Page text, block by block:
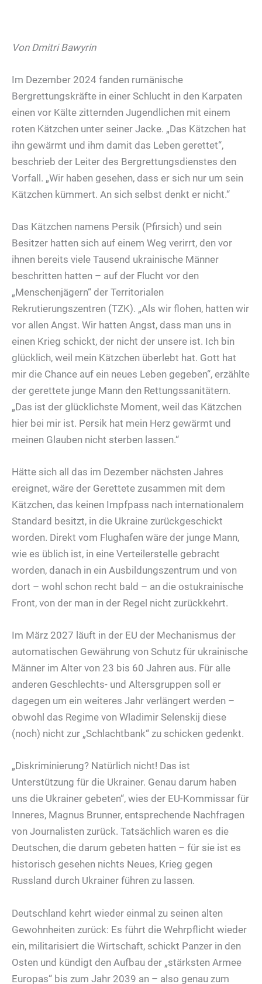
Von Dmitri Bawyrin
Im Dezember 2024 fanden rumänische
Bergrettungskräfte in einer Schlucht in den Karpaten
einen vor Kälte zitternden Jugendlichen mit einem
roten Kätzchen unter seiner Jacke. „Das Kätzchen hat
ihn gewärmt und ihm damit das Leben gerettet“,
beschrieb der Leiter des Bergrettungsdienstes den
Vorfall. „Wir haben gesehen, dass er sich nur um sein
Kätzchen kümmert. An sich selbst denkt er nicht.“
Das Kätzchen namens Persik (Pfirsich) und sein
Besitzer hatten sich auf einem Weg verirrt, den vor
ihnen bereits viele Tausend ukrainische Männer
beschritten hatten – auf der Flucht vor den
„Menschenjägern“ der Territorialen
Rekrutierungszentren (TZK). „Als wir flohen, hatten wir
vor allen Angst. Wir hatten Angst, dass man uns in
einen Krieg schickt, der nicht der unsere ist. Ich bin
glücklich, weil mein Kätzchen überlebt hat. Gott hat
mir die Chance auf ein neues Leben gegeben“, erzählte
der gerettete junge Mann den Rettungssanitätern.
„Das ist der glücklichste Moment, weil das Kätzchen
hier bei mir ist. Persik hat mein Herz gewärmt und
meinen Glauben nicht sterben lassen.“
Hätte sich all das im Dezember nächsten Jahres
ereignet, wäre der Gerettete zusammen mit dem
Kätzchen, das keinen Impfpass nach internationalem
Standard besitzt, in die Ukraine zurückgeschickt
worden. Direkt vom Flughafen wäre der junge Mann,
wie es üblich ist, in eine Verteilerstelle gebracht
worden, danach in ein Ausbildungszentrum und von
dort – wohl schon recht bald – an die ostukrainische
Front, von der man in der Regel nicht zurückkehrt.
Im März 2027 läuft in der EU der Mechanismus der
automatischen Gewährung von Schutz für ukrainische
Männer im Alter von 23 bis 60 Jahren aus. Für alle
anderen Geschlechts- und Altersgruppen soll er
dagegen um ein weiteres Jahr verlängert werden –
obwohl das Regime von Wladimir Selenskij diese
(noch) nicht zur „Schlachtbank“ zu schicken gedenkt.
„Diskriminierung? Natürlich nicht! Das ist
Unterstützung für die Ukrainer. Genau darum haben
uns die Ukrainer gebeten“, wies der EU-Kommissar für
Inneres, Magnus Brunner, entsprechende Nachfragen
von Journalisten zurück. Tatsächlich waren es die
Deutschen, die darum gebeten hatten – für sie ist es
historisch gesehen nichts Neues, Krieg gegen
Russland durch Ukrainer führen zu lassen.
Deutschland kehrt wieder einmal zu seinen alten
Gewohnheiten zurück: Es führt die Wehrpflicht wieder
ein, militarisiert die Wirtschaft, schickt Panzer in den
Osten und kündigt den Aufbau der „stärksten Armee
Europas“ bis zum Jahr 2039 an – also genau zum